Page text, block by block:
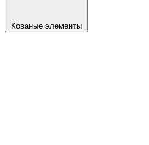
Кованые элементы